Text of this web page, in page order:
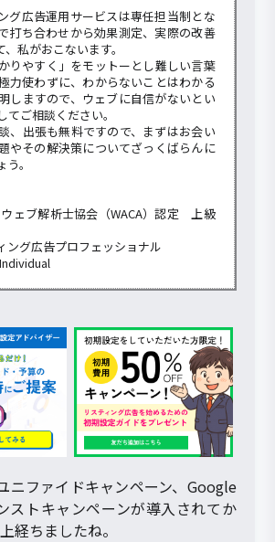
グ広告運用サービスは専任担当制とな
打ち合わせから効果測定、実際の改善
私がおこないます。
りやすく」をモットーとし難しい言葉
力使わずに、わからないことはわかる
しますので、ウェブに自信がないとい
てご相談ください。
、出張も無料ですので、まずはお会い
やその解決策についてざっくばらんに
。
ェブ解析士協会（WACA）認定 上級
ング広告プロフェッショナル
ニファイドキャンペーン、Google
ストキャンペーンが導入されてか
経ちましたね。